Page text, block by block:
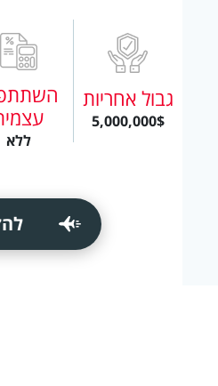
גבול אחריות
5,000,000$
ללא